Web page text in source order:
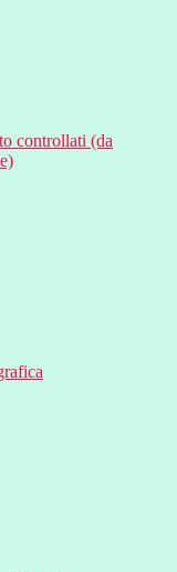
controllati (da